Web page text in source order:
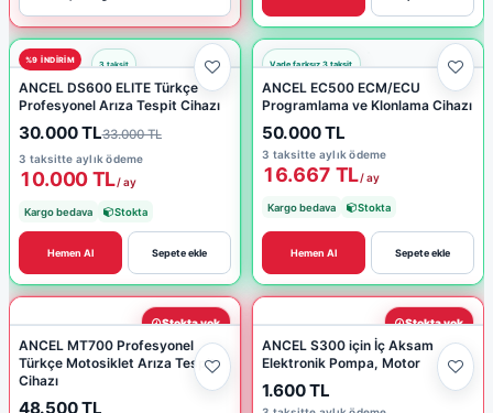
%9 INDIRIM
ANCEL DS600 ELITE Türkçe
Profesyonel Arıza Tespit Cihazı
30.000 TL33.000 TL
3 taksitte aylık ödeme
10.000 TL/ ay
Kargo bedava Stokta
Sepete ekle
Hemen Al
ANCEL EC500 ECM/ECU
Programlama ve Klonlama Cihazı
50.000 TL
3 taksitte aylık ödeme
16.667 TL/ ay
Kargo bedava Stokta
Sepete ekle
Hemen Al
Stokta yok
ANCEL MT700 Profesyonel
Türkçe Motosiklet Arıza Tespit
Cihazı
48.500 TL
Stokta yok
ANCEL S300 için İç Aksam
Elektronik Pompa, Motor
1.600 TL